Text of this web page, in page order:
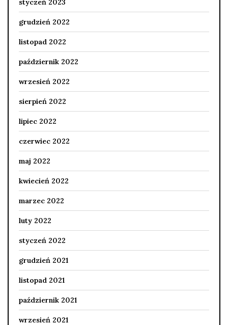
styczeń 2023
grudzień 2022
listopad 2022
październik 2022
wrzesień 2022
sierpień 2022
lipiec 2022
czerwiec 2022
maj 2022
kwiecień 2022
marzec 2022
luty 2022
styczeń 2022
grudzień 2021
listopad 2021
październik 2021
wrzesień 2021